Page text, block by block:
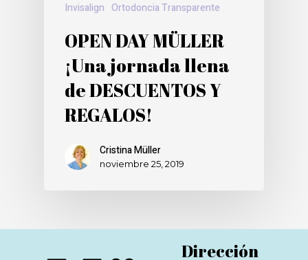
Invisalign Ortodoncia Transparente
OPEN DAY MÜLLER
¡Una jornada llena
de DESCUENTOS Y
REGALOS!
Cristina Müller
noviembre 25, 2019
Dirección